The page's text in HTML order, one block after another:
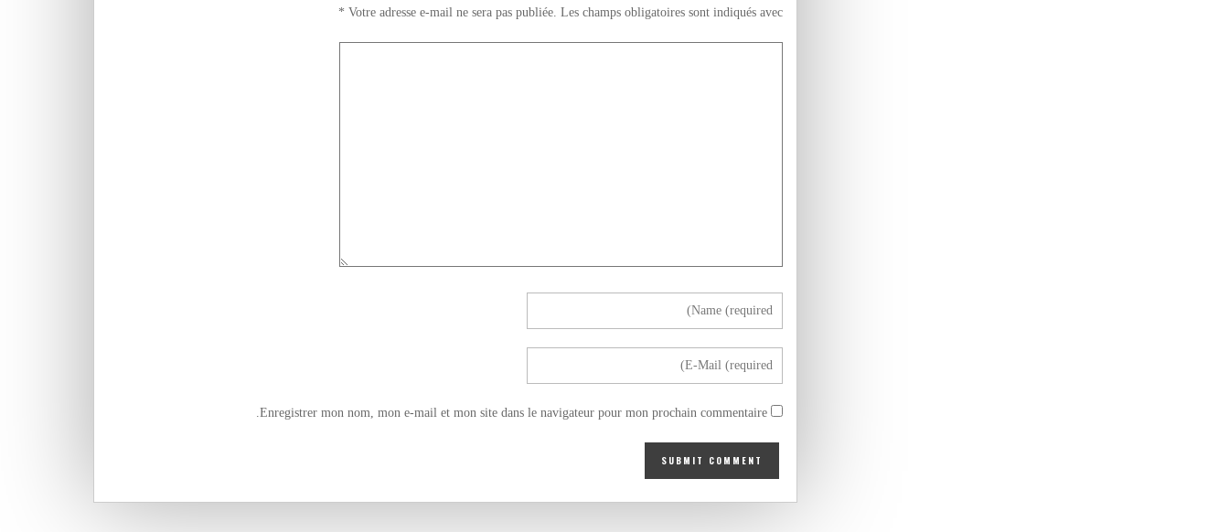
Votre adresse e-mail ne sera pas publiée. Les champs obligatoires sont indiqués avec
*
Enregistrer mon nom, mon e-mail et mon site dans le navigateur pour mon prochain commentaire.